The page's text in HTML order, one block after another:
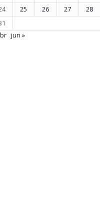
25 26 27 28
jun »